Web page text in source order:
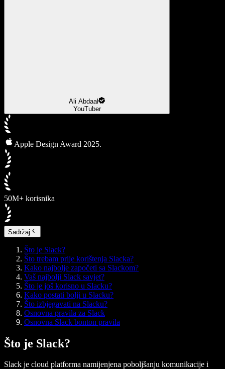
Ali Abdaal
YouTuber
Apple Design Award 2025.
50M+ korisnika
Sadržaj
Što je Slack?
Što trebam prije korištenja Slacka?
Kako najbolje započeti sa Slackom?
Vaš najbolji Slack savjet?
Što je još korisno u Slacku?
Kako postati bolji u Slacku?
Što izbjegavati na Slacku?
Osnovna pravila za Slack
Osnovna Slack bonton pravila
Što je Slack?
Slack je cloud platforma namijenjena poboljšanju komunikacije i